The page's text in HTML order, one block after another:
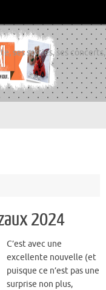
ses sorties, ses concerts,
2024
C’est avec une
excellente nouvelle (et
puisque ce n’est pas une
surprise non plus,